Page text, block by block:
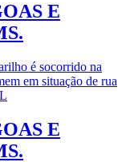
E
é socorrido na
em situação de rua
E